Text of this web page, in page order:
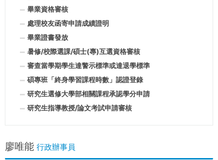
畢業資格審核
處理校友函寄申請成績證明
畢業證書發放
暑修/校際選課/碩士(專)互選資格審核
審查當學期學生達警示標準或達退學標準
碩專班「終身學習課程時數」認證登錄
研究生選修大學部相關課程承認學分申請
研究生指導教授/論文考試申請審核
廖唯能 行政辦事員